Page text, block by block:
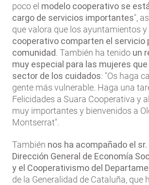
poco el modelo cooperativo se
cargo de servicios importantes",
que valora que los ayuntamientos y
cooperativo comparten el servicio
comunidad. También ha tenido un
muy especial para las mujeres
sector de los cuidados: "Os haga
gente más vulnerable. Haga una
Felicidades a Suara Cooperativa y
muy importantes y bienvenidos a
Montserrat".
También nos ha acompañado el sr.
Dirección General de Economía
y el Cooperativismo del
de la Generalidad de Cataluña, que